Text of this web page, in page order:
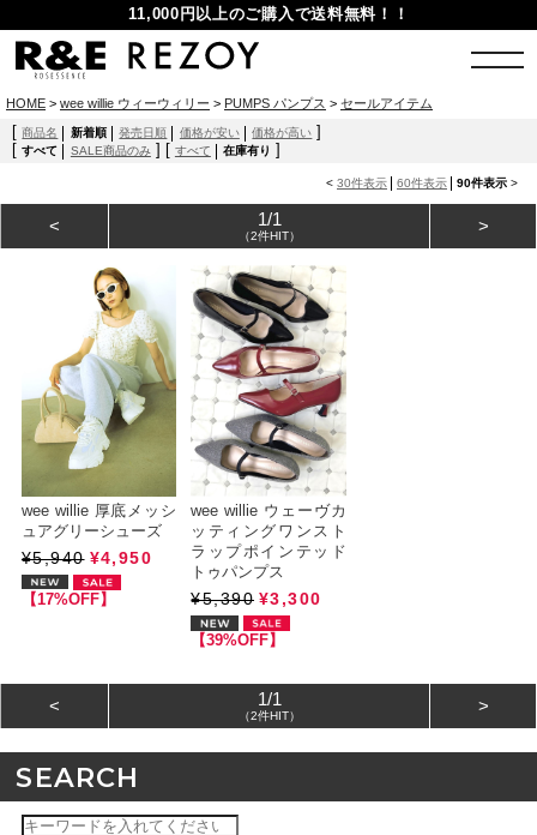
11,000円以上のご購入で送料無料！！
HOME > wee willie ウィーウィリー > PUMPS パンプス > セールアイテム
[商品名 新着順 発売日順 価格が安い 価格が高い ]
[すべて SALE商品のみ ] [ すべて 在庫有り ]
< 30件表示 60件表示 90件表示 >
< 1/1
（2件HIT） >
wee willie 厚底メッシ
ュアグリーシューズ
¥5,940 ¥4,950
【17%OFF】
wee willie ウェーヴカ
ッティングワンスト
ラップポインテッド
トゥパンプス
¥5,390 ¥3,300
【39%OFF】
< 1/1
（2件HIT） >
SEARCH